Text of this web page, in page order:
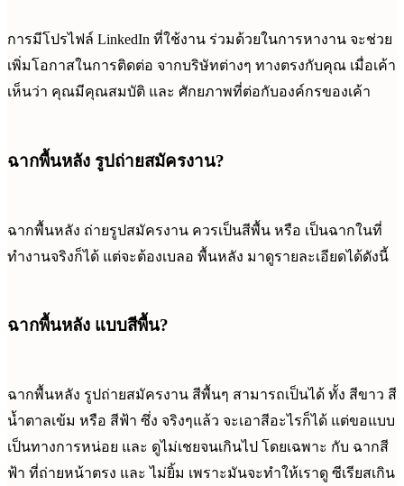
การมีโปรไฟล์ LinkedIn ที่ใช้งาน ร่วมด้วยในการหางาน จะช่วย
เพิ่มโอกาสในการติดต่อ จากบริษัทต่างๆ ทางตรงกับคุณ เมื่อเค้า
เห็นว่า คุณมีคุณสมบัติ และ ศักยภาพที่ต่อกับองค์กรของเค้า
ฉากพื้นหลัง รูปถ่ายสมัครงาน?
ฉากพื้นหลัง ถ่ายรูปสมัครงาน ควรเป็นสีพื้น หรือ เป็นฉากในที่
ทำงานจริงก็ได้ แต่จะต้องเบลอ พื้นหลัง มาดูรายละเอียดได้ดังนี้
ฉากพื้นหลัง แบบสีพื้น?
ฉากพื้นหลัง รูปถ่ายสมัครงาน สีพื้นๆ สามารถเป็นได้ ทั้ง สีขาว สี
น้ำตาลเข้ม หรือ สีฟ้า ซึ่ง จริงๆแล้ว จะเอาสีอะไรก็ได้ แต่ขอแบบ
เป็นทางการหน่อย และ ดูไม่เชยจนเกินไป โดยเฉพาะ กับ ฉากสี
ฟ้า ที่ถ่ายหน้าตรง และ ไม่ยิ้ม เพราะมันจะทำให้เราดู ซีเรียสเกิน